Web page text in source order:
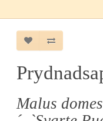
Malus